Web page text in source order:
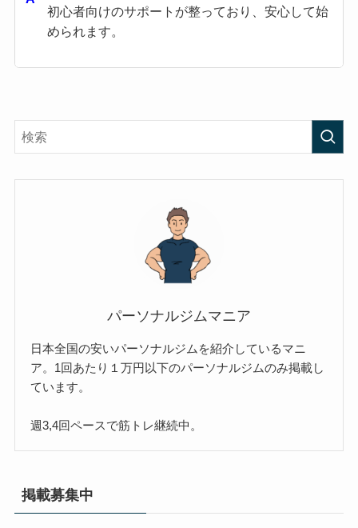
初心者向けのサポートが整っており、安心して始
められます。
パーソナルジムマニア
日本全国の安いパーソナルジムを紹介しているマニ
ア。1回あたり１万円以下のパーソナルジムのみ掲載し
ています。
週3,4回ペースで筋トレ継続中。
掲載募集中